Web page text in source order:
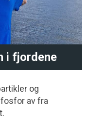
i fjordene
og
av fra